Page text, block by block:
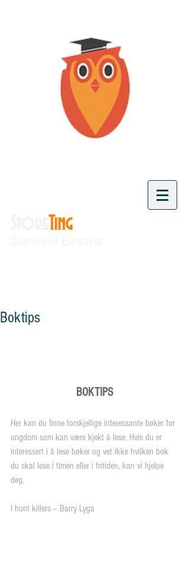
Ting
Boktips
BOKTIPS
Her kan du finne forskjellige interessante bøker for
ungdom som kan være kjekt å lese. Hvis du er
interessert i å lese bøker og vet ikke hvilken bok
du skal lese i timen eller i fritiden, kan vi hjelpe
deg.
I hunt killers – Barry Lyga